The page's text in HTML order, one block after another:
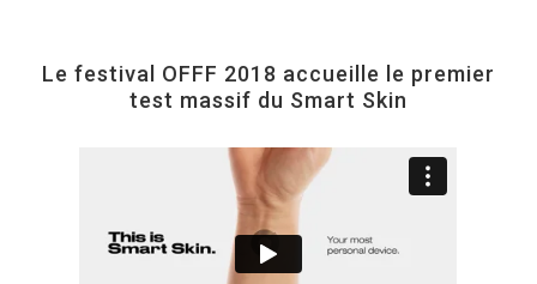
Le festival OFFF 2018 accueille le premier
test massif du Smart Skin